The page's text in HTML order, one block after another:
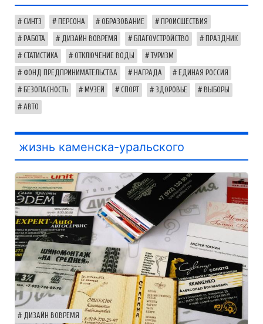
СИНТЗ ПЕРСОНА ОБРАЗОВАНИЕ ПРОИСШЕСТВИЯ
РАБОТА ДИЗАЙН ВОВРЕМЯ БЛАГОУСТРОЙСТВО ПРАЗДНИК
СТАТИСТИКА ОТКЛЮЧЕНИЕ ВОДЫ ТУРИЗМ
ФОНД ПРЕДПРИНИМАТЕЛЬСТВА НАГРАДА ЕДИНАЯ РОССИЯ
БЕЗОПАСНОСТЬ МУЗЕЙ СПОРТ ЗДОРОВЬЕ ВЫБОРЫ
АВТО
жизнь каменска-уральского
ДИЗАЙН ВОВРЕМЯ